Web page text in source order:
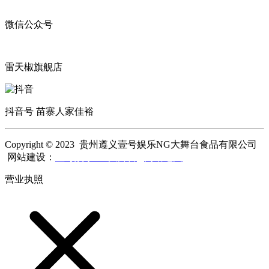
微信公众号
雷天椒旗舰店
抖音号 苗寨人家佳裕
Copyright © 2023 贵州遵义壹号娱乐NG大舞台食品有限公司
网站建设：
营业执照